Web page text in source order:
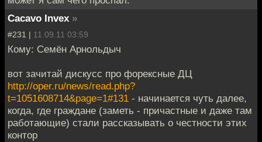
Cacavo Invex »
#231 | 11.09.11 03:59
Кому: Семён Арнольдыч
вот зачитай дискусс про форексные ДЦ
http://oper.ru/news/read.php?
t=1051608714&page=1#131 - начинается чуть далее,
когда, где граждане (заметь - причастные и даже там
работающие) стали рассказывать о честности этих
контор